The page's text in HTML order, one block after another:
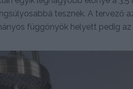
tesznek. A tervező
függönyök helyett pedig